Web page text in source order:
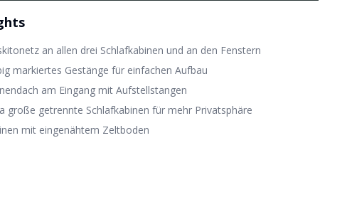
an allen drei Schlafkabinen und an den Fenstern
markiertes Gestänge für einfachen Aufbau
am Eingang mit Aufstellstangen
große getrennte Schlafkabinen für mehr Privatsphäre
mit eingenähtem Zeltboden